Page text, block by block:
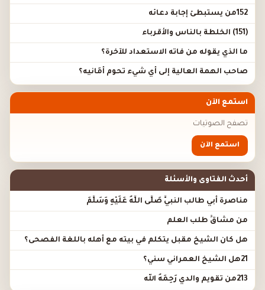
152من يستبطئ إجابة دعائه
(151) الخلطة بالناس والأقرباء
ما الذي يقوله من فاته الاستعداد للآخرة؟
صاحب الهمة العالية إلى أي شيء تحوم أَمَانيه؟
استمع الآن
تصفح الصوتيات
استمع الآن
أحدث الفتاوى والأسئلة
مناصرة أبي طالب النبيَّ صَلَّى اللَّهُ عَلَيْهِ وَسَلَّمَ
من مشاقِّ طلب العلم
هل كان الشيخ مقبل يتكلم في بيته مع أهله باللغة الفصحى؟
21هل الشيخ العمراني سني؟
213من تقويم والدي رَحِمَهُ الله